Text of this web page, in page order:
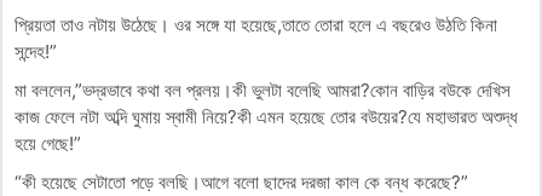
প্রিয়তা তাও নটায় উঠেছে। ওর সঙ্গে যা হয়েছে,তাতে তোরা হলে এ বছরেও উঠতি কিনা
সন্দেহ!”
মা বললেন,”ভদ্রভাবে কথা বল প্রলয়।কী ভুলটা বলেছি আমরা?কোন বাড়ির বউকে দেখিস
কাজ ফেলে নটা অব্দি ঘুমায় স্বামী নিয়ে?কী এমন হয়েছে তোর বউয়ের?যে মহাভারত অশুদ্ধ
হয়ে গেছে!”
“কী হয়েছে সেটাতো পড়ে বলছি।আগে বলো ছাদের দরজা কাল কে বন্ধ করেছে?”